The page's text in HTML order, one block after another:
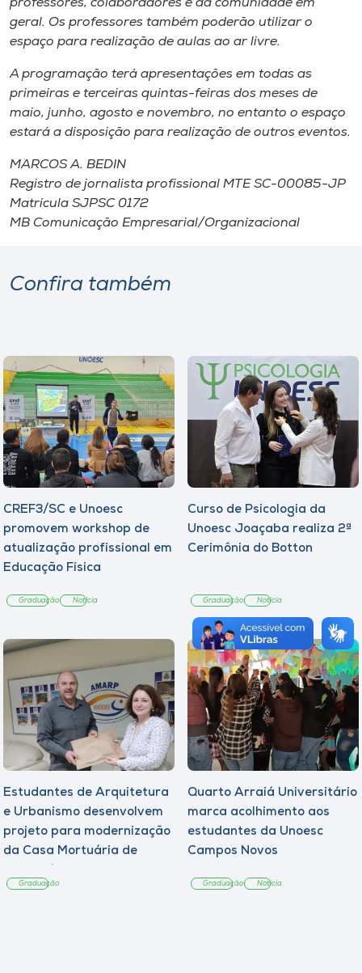
Selecione
o idioma
professores, colaboradores e da comunidade em
geral. Os professores também poderão utilizar o
espaço para realização de aulas ao ar livre.
A programação terá apresentações em todas as
primeiras e terceiras quintas-feiras dos meses de
maio, junho, agosto e novembro, no entanto o espaço
estará a disposição para realização de outros eventos.
MARCOS A. BEDIN
Registro de jornalista profissional MTE SC-00085-JP
Matrícula SJPSC 0172
MB Comunicação Empresarial/Organizacional
Confira também
CREF3/SC e Unoesc
promovem workshop de
atualização profissional em
Educação Física
Graduação Notícia
Curso de Psicologia da
Unoesc Joaçaba realiza 2ª
Cerimônia do Botton
Graduação Notícia
Estudantes de Arquitetura
e Urbanismo desenvolvem
projeto para modernização
da Casa Mortuária de
Graduação
Quarto Arraiá Universitário
marca acolhimento aos
estudantes da Unoesc
Campos Novos
Graduação Notícia